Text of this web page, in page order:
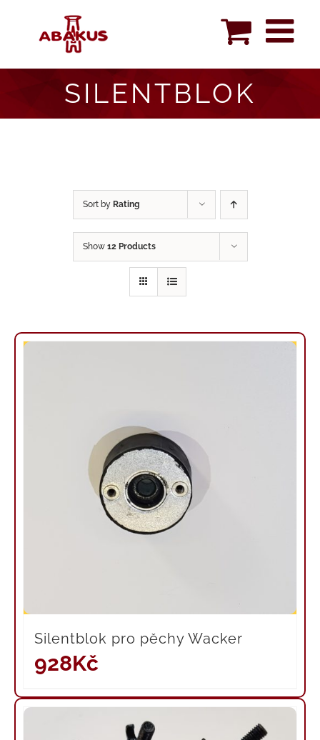
content
SILENTBLOK
Sort by Rating
Show 12 Products
Silentblok pro pěchy Wacker
928Kč